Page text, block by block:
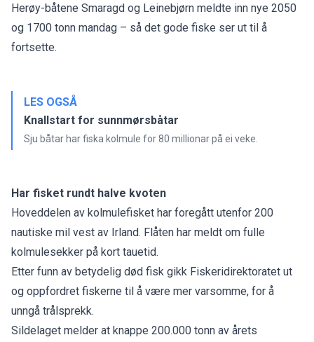
Herøy-båtene Smaragd og Leinebjørn meldte inn nye 2050
og 1700 tonn mandag – så det gode fiske ser ut til å
fortsette.
LES OGSÅ
Knallstart for sunnmørsbåtar
Sju båtar har fiska kolmule for 80 millionar på ei veke.
Har fisket rundt halve kvoten
Hoveddelen av kolmulefisket har foregått utenfor 200
nautiske mil vest av Irland. Flåten har meldt om fulle
kolmulesekker på kort tauetid.
Etter funn av betydelig død fisk gikk Fiskeridirektoratet ut
og oppfordret fiskerne til å være mer varsomme, for å
unngå trålsprekk.
Sildelaget melder at knappe 200.000 tonn av årets